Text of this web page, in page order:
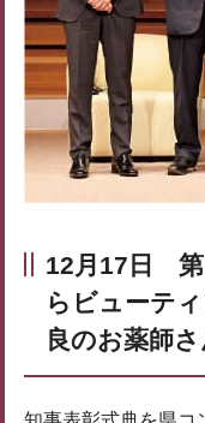
12月17日 第
らビューテ
良のお薬師